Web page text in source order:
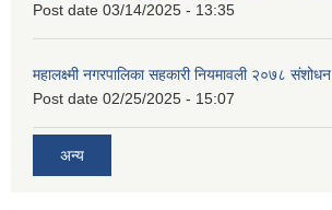
Post date 03/14/2025 - 13:35
महालक्ष्मी नगरपालिका सहकारी नियमावली २०७८ संशोधन
Post date 02/25/2025 - 15:07
अन्य